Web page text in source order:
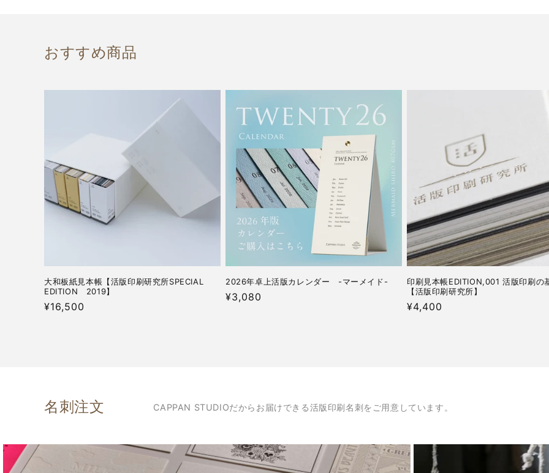
おすすめ商品
大和板紙見本帳【活版印刷研究所SPECIAL
EDITION 2019】
通
¥16,500
2026年卓上活版カレンダー -マーメイド-
通
¥3,080
印刷見本帳EDITION,001 活版印刷の
【活版印刷研究所】
通
¥4,400
名刺注文 CAPPAN STUDIOだからお届けできる活版印刷名刺をご用意しています。